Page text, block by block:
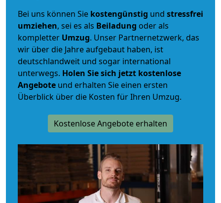
Bei uns können Sie kostengünstig und stressfrei
umziehen, sei es als Beiladung oder als
kompletter Umzug. Unser Partnernetzwerk, das
wir über die Jahre aufgebaut haben, ist
deutschlandweit und sogar international
unterwegs. Holen Sie sich jetzt kostenlose
Angebote und erhalten Sie einen ersten
Überblick über die Kosten für Ihren Umzug.
Kostenlose Angebote erhalten